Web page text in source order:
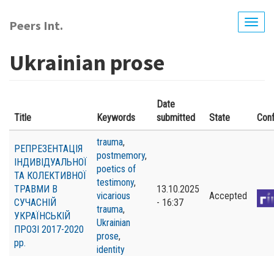
до
основного
Peers Int.
Ukrainian prose
Title Keywords
Date
submitted
State
РЕПРЕЗЕНТАЦІЯ
ІНДИВІДУАЛЬНОЇ
ТА КОЛЕКТИВНОЇ
ТРАВМИ В
СУЧАСНІЙ
УКРАЇНСЬКІЙ
ПРОЗІ 2017-2020
рр.
trauma,
postmemory,
poetics of
testimony,
vicarious
trauma,
Ukrainian
prose,
identity
13.10.2025
- 16:37
Accepted